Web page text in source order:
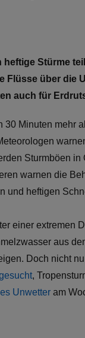
heftige Stürme
Flüsse über
auch für
30 Minuten mehr
Sturmböen
warnen die
und heftigen
einer extremen
aus
Doch nicht
,
Unwetter am